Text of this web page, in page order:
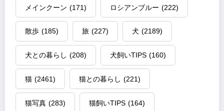
メインクーン (171) ロシアンブルー (222)
散歩 (185) 旅 (227) 犬 (2189)
犬との暮らし (208) 犬飼いTIPS (160)
猫 (2461) 猫との暮らし (221)
猫写真 (283) 猫飼いTIPS (164)